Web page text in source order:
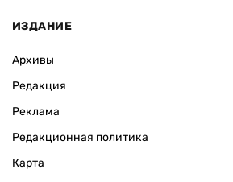
ИЗДАНИЕ
Архивы
Редакция
Реклама
Редакционная политика
Карта